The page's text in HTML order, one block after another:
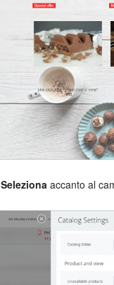
Seleziona accanto al